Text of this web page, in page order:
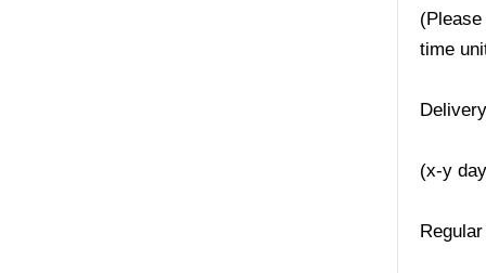
time
(x-y